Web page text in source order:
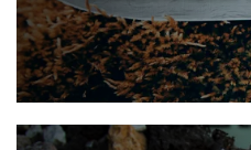
ЧИТАТЬ